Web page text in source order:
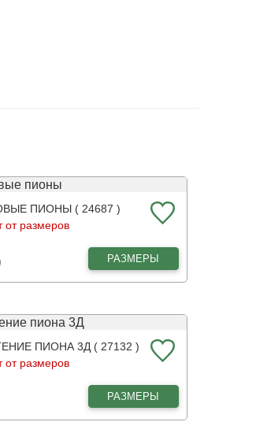
ПИОНЫ ( 24687 )
от размеров
РАЗМЕРЫ
ПИОНА 3Д ( 27132 )
от размеров
РАЗМЕРЫ